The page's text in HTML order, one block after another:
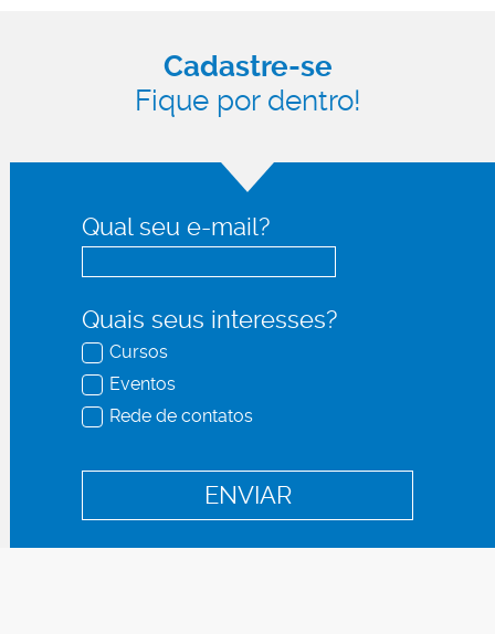
Cadastre-se
Fique por dentro!
Qual seu e-mail?
Quais seus interesses?
Cursos
Eventos
Rede de contatos